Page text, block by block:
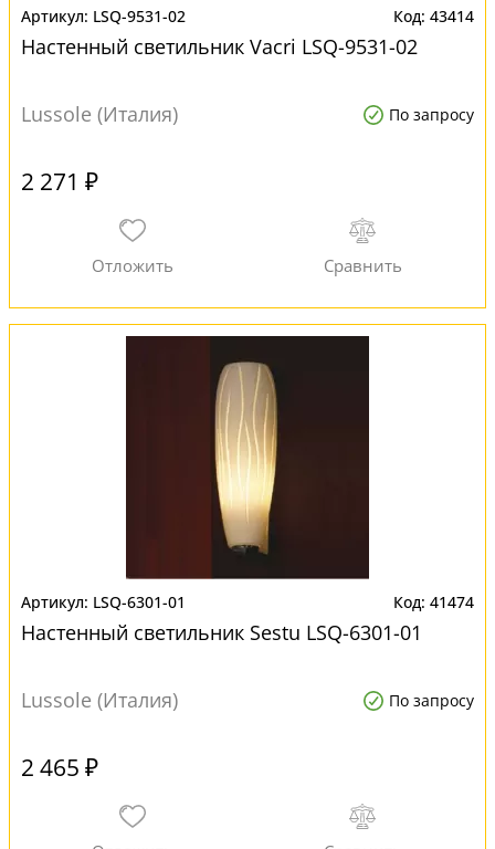
LSQ-9531-02 43414
Настенный светильник Vacri LSQ-9531-02
Lussole (Италия) По запросу
2 271 ₽
LSQ-6301-01 41474
Настенный светильник Sestu LSQ-6301-01
Lussole (Италия) По запросу
2 465 ₽